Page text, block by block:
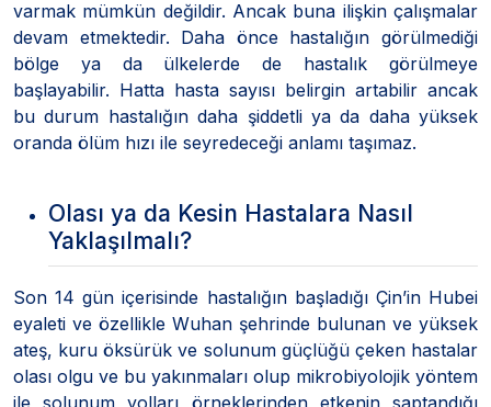
varmak mümkün değildir. Ancak buna ilişkin çalışmalar
devam etmektedir. Daha önce hastalığın görülmediği
bölge ya da ülkelerde de hastalık görülmeye
başlayabilir. Hatta hasta sayısı belirgin artabilir ancak
bu durum hastalığın daha şiddetli ya da daha yüksek
oranda ölüm hızı ile seyredeceği anlamı taşımaz.
Olası ya da Kesin Hastalara Nasıl
Yaklaşılmalı?
Son 14 gün içerisinde hastalığın başladığı Çin’in Hubei
eyaleti ve özellikle Wuhan şehrinde bulunan ve yüksek
ateş, kuru öksürük ve solunum güçlüğü çeken hastalar
olası olgu ve bu yakınmaları olup mikrobiyolojik yöntem
ile solunum yolları örneklerinden etkenin saptandığı